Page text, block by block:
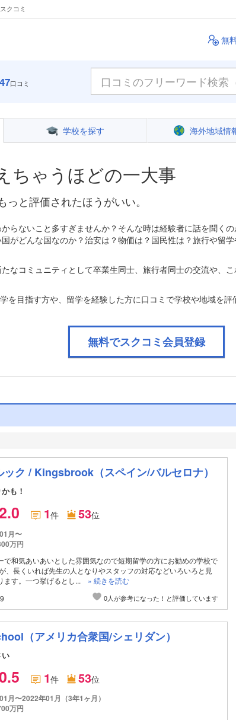
クコミ
無
口コミ
学校を探す 海外地域情
ちゃうほどの一大事
と評価されたほうがいい。
らないこと多すぎませんか？そんな時は経験者に話を聞く
がどんな国なのか？治安は？物価は？国民性は？旅行や留
なコミュニティとして卒業生同士、旅行者同士の交流や、
を目指す方や、留学を経験した方に口コミで学校や地域を
無料でスクコミ会員登録
ック / Kingsbrook （スペイン/バルセロナ）
も！
1件 53位
月〜
万円
で和気あいあいとした雰囲気なので短期留学の方にお勧めの学校で
、長くいれば先生の人となりやスタッフの対応などいろいろと見
ます。一つ挙げるとし... » 続きを読む
0人が参考になった！と評価しています
（アメリカ合衆国/シェリダン）
1件 53位
月〜2022年01月（3年1ヶ月）
万円